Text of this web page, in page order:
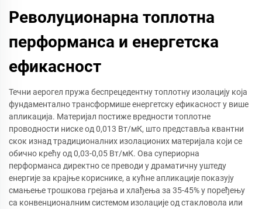
Револуционарна топлотна
перформанса и енергетска
ефикасност
Течни аерогел пружа беспрецедентну топлотну изолацију која
фундаментално трансформише енергетску ефикасност у више
апликација. Материјал постиже вредности топлотне
проводности ниске од 0,013 Вт/мК, што представља квантни
скок изнад традиционалних изолационих материјала који се
обично крећу од 0,03-0,05 Вт/мК. Ова супериорна
перформанса директно се преводи у драматичну уштеду
енергије за крајње кориснике, а кућне апликације показују
смањење трошкова грејања и хлађења за 35-45% у поређењу
са конвенционалним системом изолације од стакловола или